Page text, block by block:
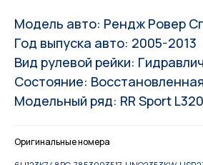
Модель авто: Рендж Ровер
Год выпуска авто: 2005-2013
Вид рулевой рейки:
Состояние: Восстановленная
Модельный ряд: RR Sport
Оригинальные номера